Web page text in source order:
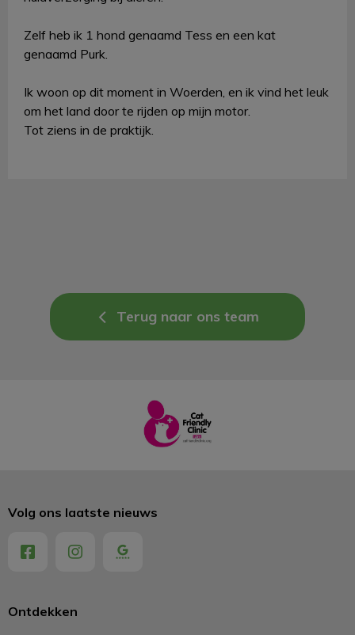
Zelf heb ik 1 hond genaamd Tess en een kat
genaamd Purk.
Ik woon op dit moment in Woerden, en ik vind het leuk
om het land door te rijden op mijn motor.
Tot ziens in de praktijk.
Terug naar ons team
Ontdekken
Volg ons laatste nieuws